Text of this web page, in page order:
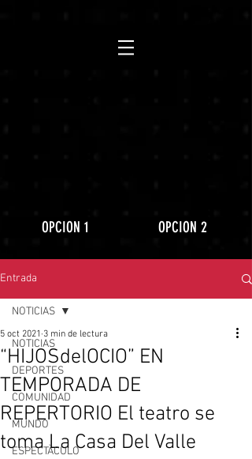
OPCION 1 OPCION 2
Entrada
NOTICIAS
DEPORTES
COMUNIDAD
MUNDO
ESPECTÀCULO
NOTICIAS
“HIJOSdelOCIO” EN
TEMPORADA DE
REPERTORIO El teatro se
toma La Casa Del Valle
5 oct 2021 3 min de lectura